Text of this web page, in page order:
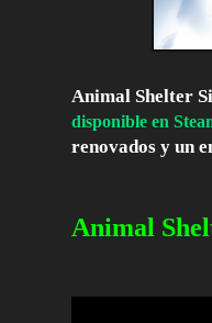
Animal Shelter
disponible en
renovados y un
Animal